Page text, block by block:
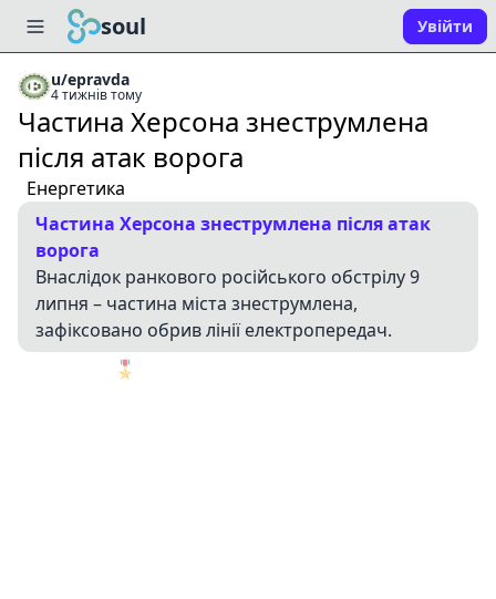
soul Увійти
u/epravda
4 тижнів тому
Частина Херсона знеструмлена
після атак ворога
Енергетика
Частина Херсона знеструмлена після атак
ворога
Внаслідок ранкового російського обстрілу 9
липня – частина міста знеструмлена,
зафіксовано обрив лінії електропередач.
🎖️